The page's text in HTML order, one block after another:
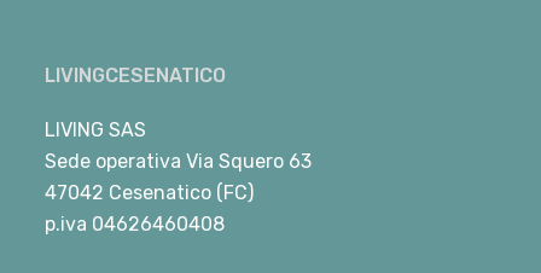
LIVINGCESENATICO
LIVING SAS
Sede operativa Via Squero 63
47042 Cesenatico (FC)
p.iva 04626460408